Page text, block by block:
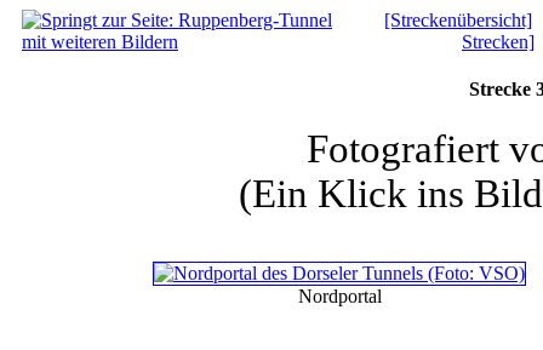
[Streckenübersicht]
Strecken]
Strecke
Fotografiert
(Ein Klick ins
Nordportal